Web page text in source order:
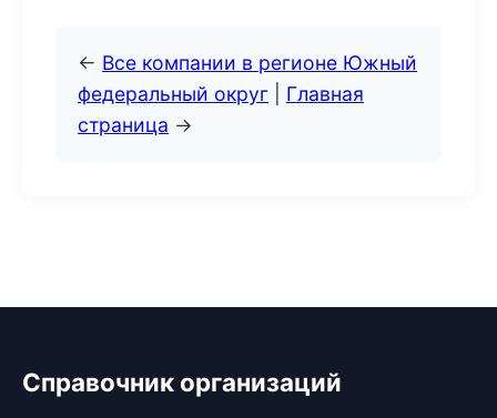
← Все компании в регионе Южный
федеральный округ
Главная
страница →
Справочник организаций